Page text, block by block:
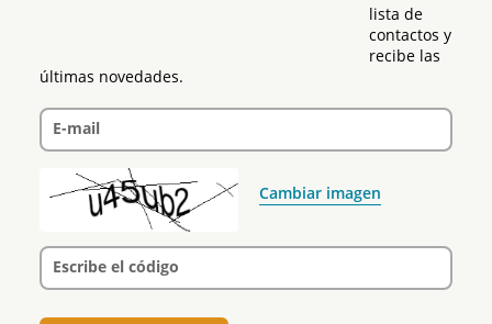
lista de
contactos y
recibe las
últimas novedades.
E-mail
Cambiar imagen
Escribe el código